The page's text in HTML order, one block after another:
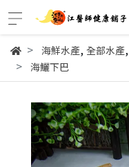
海鮮水產, 全部水產,
海鱺下巴